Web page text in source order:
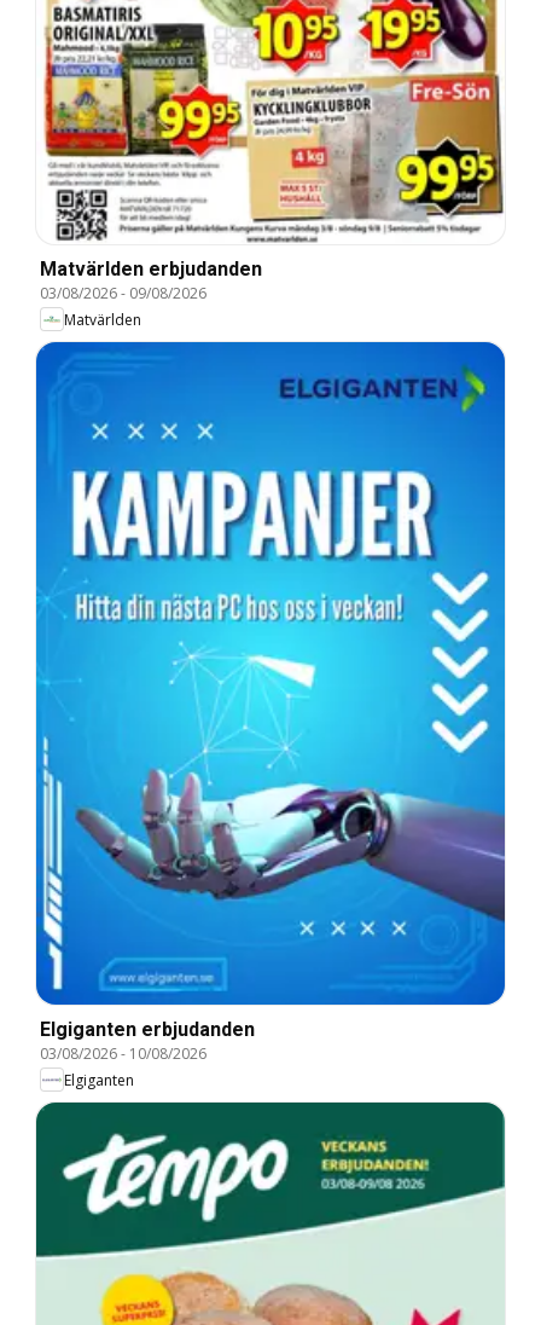
Matvärlden erbjudanden
03/08/2026- 09/08/2026
Matvärlden
Elgiganten erbjudanden
03/08/2026- 10/08/2026
Elgiganten